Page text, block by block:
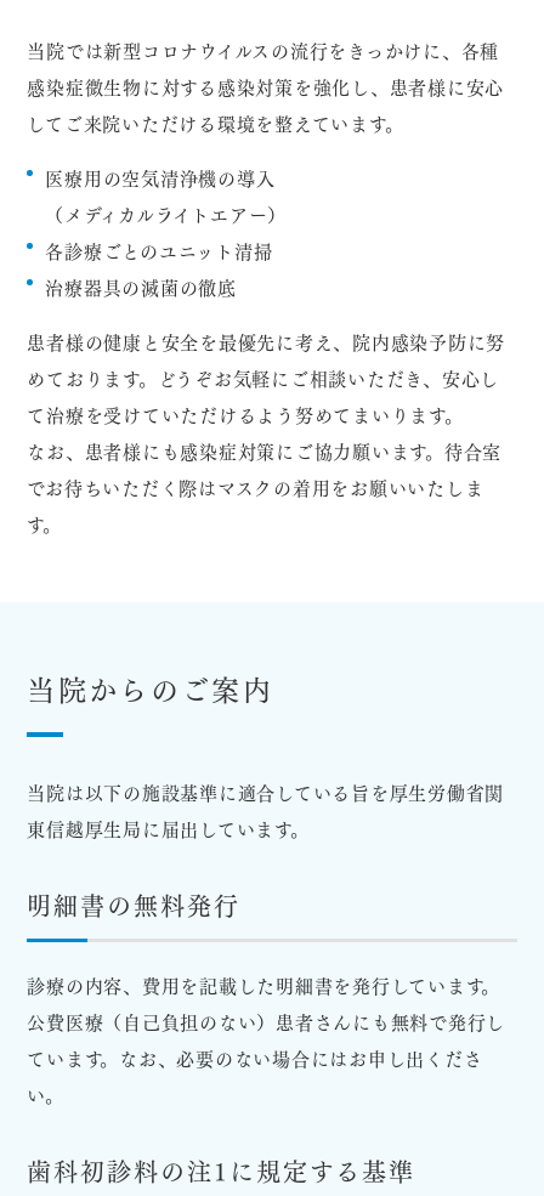
当院では新型コロナウイルスの流行をきっかけに、各種
感染症微生物に対する感染対策を強化し、患者様に安心
してご来院いただける環境を整えています。
医療用の空気清浄機の導入
（メディカルライトエアー）
各診療ごとのユニット清掃
治療器具の滅菌の徹底
患者様の健康と安全を最優先に考え、院内感染予防に努
めております。どうぞお気軽にご相談いただき、安心し
て治療を受けていただけるよう努めてまいります。
なお、患者様にも感染症対策にご協力願います。待合室
でお待ちいただく際はマスクの着用をお願いいたしま
す。
当院からのご案内
当院は以下の施設基準に適合している旨を厚生労働省関
東信越厚生局に届出しています。
明細書の無料発行
診療の内容、費用を記載した明細書を発行しています。
公費医療（自己負担のない）患者さんにも無料で発行し
ています。なお、必要のない場合にはお申し出くださ
い。
歯科初診料の注1に規定する基準